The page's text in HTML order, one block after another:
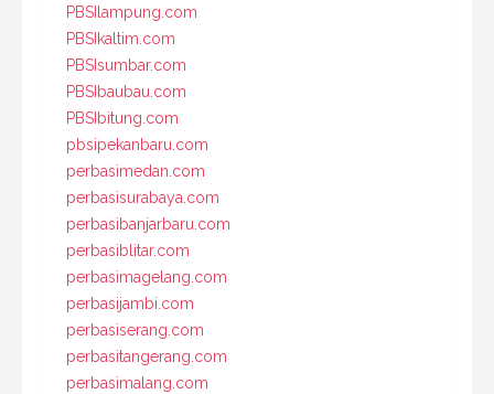
PBSIlampung.com
PBSIkaltim.com
PBSIsumbar.com
PBSIbaubau.com
PBSIbitung.com
pbsipekanbaru.com
perbasimedan.com
perbasisurabaya.com
perbasibanjarbaru.com
perbasiblitar.com
perbasimagelang.com
perbasijambi.com
perbasiserang.com
perbasitangerang.com
perbasimalang.com